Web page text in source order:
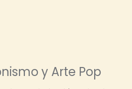
y Arte Pop